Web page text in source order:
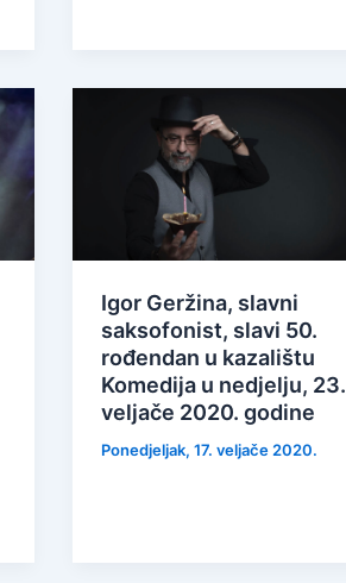
Igor Geržina, slavni
saksofonist, slavi 50.
rođendan u kazalištu
Komedija u nedjelju, 23.
veljače 2020. godine
Ponedjeljak, 17. veljače 2020.